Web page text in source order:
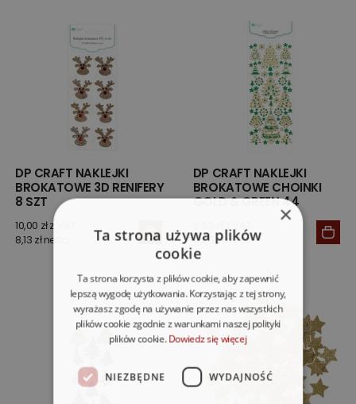
DP CRAFT NAKLEJKI
BROKATOWE 3D RENIFERY
8 SZT
10,00 zł z VAT
8,13 zł netto
DP CRAFT NAKLEJKI
BROKATOWE CHOINKI
GOLD & GREEN 44
6,00 zł z VAT
4,88 zł netto
×
Ta strona używa plików
cookie
Ta strona korzysta z plików cookie, aby zapewnić
lepszą wygodę użytkowania. Korzystając z tej strony,
wyrażasz zgodę na używanie przez nas wszystkich
plików cookie zgodnie z warunkami naszej polityki
plików cookie.Dowiedz się więcej
NIEZBĘDNE WYDAJNOŚĆ